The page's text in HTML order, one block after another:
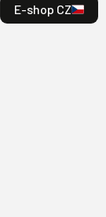
E-shop CZ